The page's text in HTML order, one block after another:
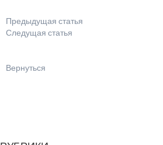
Предыдущая статья
Следущая статья
Вернуться